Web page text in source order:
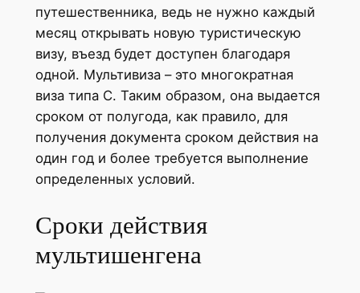
путешественника, ведь не нужно каждый
месяц открывать новую туристическую
визу, въезд будет доступен благодаря
одной. Мультивиза – это многократная
виза типа С. Таким образом, она выдается
сроком от полугода, как правило, для
получения документа сроком действия на
один год и более требуется выполнение
определенных условий.
Сроки действия
мультишенгена